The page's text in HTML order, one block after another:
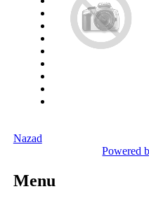
Nazad
Powered
Menu